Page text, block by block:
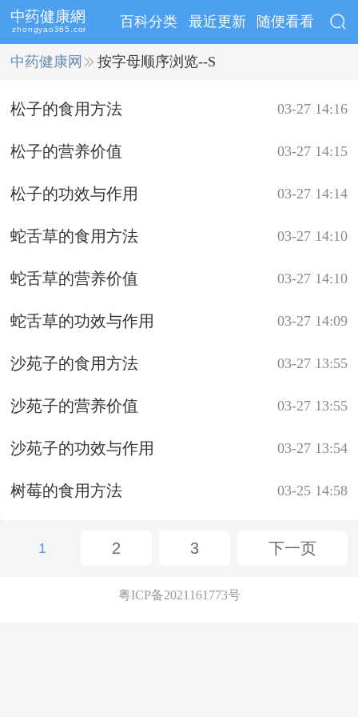
百科分类 最近更新 随便看看
中药健康网 ››按字母顺序浏览--S
03-27 14:16
松子的食用方法
03-27 14:15
松子的营养价值
03-27 14:14
松子的功效与作用
03-27 14:10
蛇舌草的食用方法
03-27 14:10
蛇舌草的营养价值
03-27 14:09
蛇舌草的功效与作用
03-27 13:55
沙苑子的食用方法
03-27 13:55
沙苑子的营养价值
03-27 13:54
沙苑子的功效与作用
03-25 14:58
树莓的食用方法
1 2 3 下一页
粤ICP备2021161773号